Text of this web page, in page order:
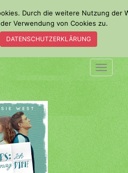
Durch die weitere Nutzung der
Verwendung von Cookies zu.
DATENSCHUTZERKLÄRUNG